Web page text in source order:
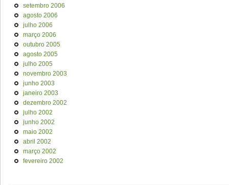
setembro 2006
agosto 2006
julho 2006
março 2006
outubro 2005
agosto 2005
julho 2005
novembro 2003
junho 2003
janeiro 2003
dezembro 2002
julho 2002
junho 2002
maio 2002
abril 2002
março 2002
fevereiro 2002